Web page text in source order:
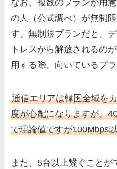
なお、複数のプランが用
の人（公式調べ）が無制
す。無制限プランだと、
トレスから解放されるの
用する際、向いているプラ
通信エリアは韓国全域を
度が心配になりますが、
で理論値ですが100Mbps
また、5台以上繋ぐこと